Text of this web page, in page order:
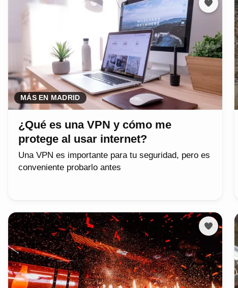
MÁS EN MADRID
¿Qué es una VPN y cómo me
protege al usar internet?
Una VPN es importante para tu seguridad, pero es
conveniente probarlo antes